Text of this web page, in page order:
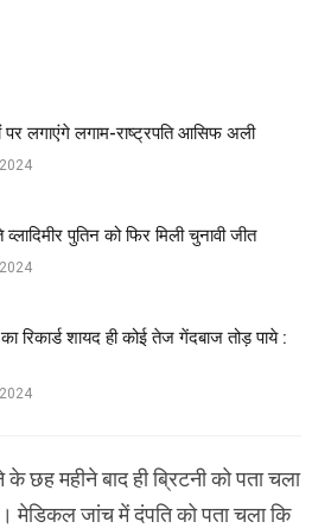
लगाएंगे लगाम-राष्ट्रपति आसिफ अली
व्लादिमीर पुतिन को फिर मिली चुनावी जीत
रिकार्ड शायद ही कोई तेज गेंदबाज तोड़ पाये :
छह महीने बाद ही ब्रिटनी को पता चला
मेडिकल जांच में दंपति को पता चला कि